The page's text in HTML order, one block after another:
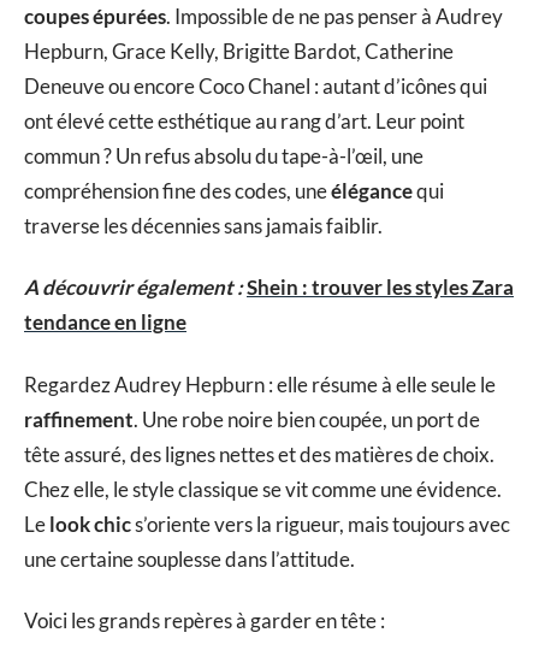
coupes épurées. Impossible de ne pas penser à Audrey
Hepburn, Grace Kelly, Brigitte Bardot, Catherine
Deneuve ou encore Coco Chanel : autant d’icônes qui
ont élevé cette esthétique au rang d’art. Leur point
commun ? Un refus absolu du tape-à-l’œil, une
compréhension fine des codes, uneélégancequi
traverse les décennies sans jamais faiblir.
A découvrir également :Shein : trouver les styles Zara
tendance en ligne
Regardez Audrey Hepburn : elle résume à elle seule le
raffinement. Une robe noire bien coupée, un port de
tête assuré, des lignes nettes et des matières de choix.
Chez elle, le style classique se vit comme une évidence.
Lelook chics’oriente vers la rigueur, mais toujours avec
une certaine souplesse dans l’attitude.
Voici les grands repères à garder en tête :